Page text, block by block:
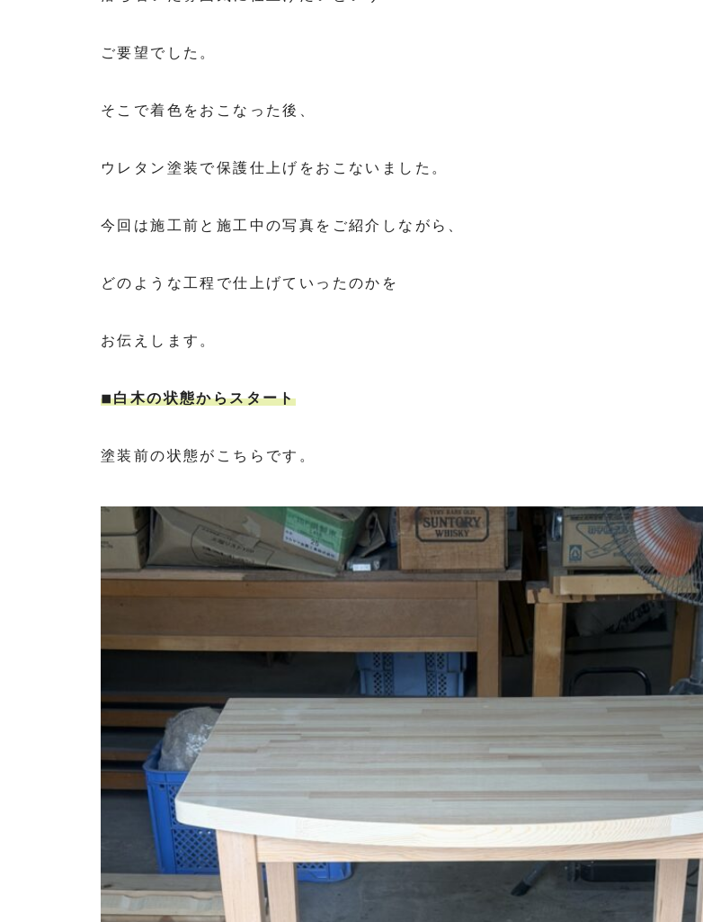
ご要望でした。
そこで着色をおこなった後、
ウレタン塗装で保護仕上げをおこないました。
今回は施工前と施工中の写真をご紹介しながら、
どのような工程で仕上げていったのかを
お伝えします。
◾︎白木の状態からスタート
塗装前の状態がこちらです。